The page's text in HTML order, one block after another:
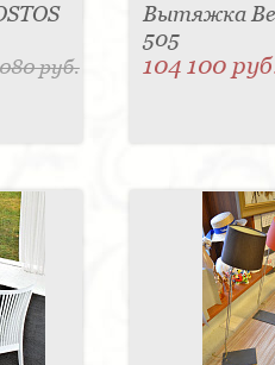
руб.
Вытяжка
505
104 100